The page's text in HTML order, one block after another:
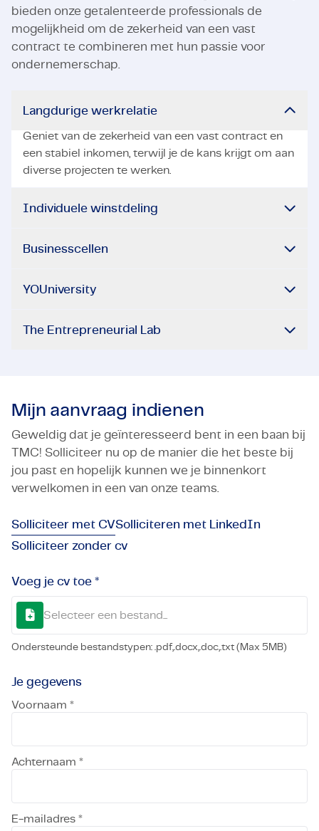
bieden onze getalenteerde professionals de
mogelijkheid om de zekerheid van een vast
contract te combineren met hun passie voor
ondernemerschap.
Langdurige werkrelatie
Geniet van de zekerheid van een vast contract en
een stabiel inkomen, terwijl je de kans krijgt om aan
diverse projecten te werken.
Individuele winstdeling
Businesscellen
YOUniversity
The Entrepreneurial Lab
Mijn aanvraag indienen
Geweldig dat je geïnteresseerd bent in een baan bij
TMC! Solliciteer nu op de manier die het beste bij
jou past en hopelijk kunnen we je binnenkort
verwelkomen in een van onze teams.
Solliciteer met CVSolliciteren met LinkedIn
Solliciteer zonder cv
Voeg je cv toe *
Selecteer een bestand...
Ondersteunde bestandstypen: .pdf,.docx,.doc,.txt (Max 5MB)
Je gegevens
Voornaam *
Achternaam *
E-mailadres *